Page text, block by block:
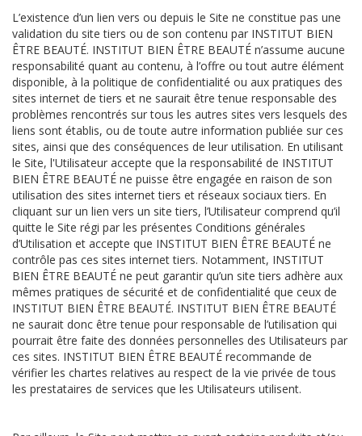
L’existence d’un lien vers ou depuis le Site ne constitue pas une
validation du site tiers ou de son contenu par INSTITUT BIEN
ÊTRE BEAUTÉ. INSTITUT BIEN ÊTRE BEAUTÉ n’assume aucune
responsabilité quant au contenu, à l’offre ou tout autre élément
disponible, à la politique de confidentialité ou aux pratiques des
sites internet de tiers et ne saurait être tenue responsable des
problèmes rencontrés sur tous les autres sites vers lesquels des
liens sont établis, ou de toute autre information publiée sur ces
sites, ainsi que des conséquences de leur utilisation. En utilisant
le Site, l'Utilisateur accepte que la responsabilité de INSTITUT
BIEN ÊTRE BEAUTÉ ne puisse être engagée en raison de son
utilisation des sites internet tiers et réseaux sociaux tiers. En
cliquant sur un lien vers un site tiers, l’Utilisateur comprend qu’il
quitte le Site régi par les présentes Conditions générales
d’Utilisation et accepte que INSTITUT BIEN ÊTRE BEAUTÉ ne
contrôle pas ces sites internet tiers. Notamment, INSTITUT
BIEN ÊTRE BEAUTÉ ne peut garantir qu’un site tiers adhère aux
mêmes pratiques de sécurité et de confidentialité que ceux de
INSTITUT BIEN ÊTRE BEAUTÉ. INSTITUT BIEN ÊTRE BEAUTÉ
ne saurait donc être tenue pour responsable de l’utilisation qui
pourrait être faite des données personnelles des Utilisateurs par
ces sites. INSTITUT BIEN ÊTRE BEAUTÉ recommande de
vérifier les chartes relatives au respect de la vie privée de tous
les prestataires de services que les Utilisateurs utilisent.